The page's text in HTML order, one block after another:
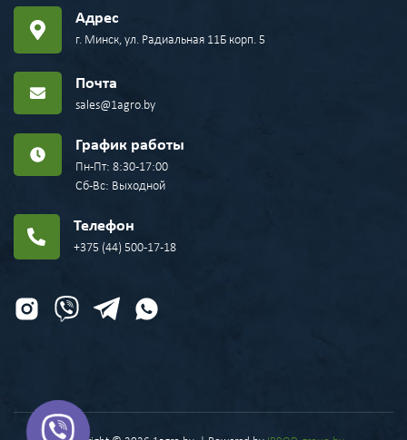
Адрес
г. Минск, ул. Радиальная 11Б корп. 5
Почта
sales@1agro.by
График работы
Пн-Пт: 8:30-17:00
Сб-Вс: Выходной
Телефон
+375 (44) 500-17-18